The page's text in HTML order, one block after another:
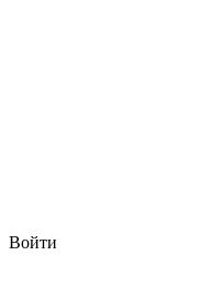
Войти